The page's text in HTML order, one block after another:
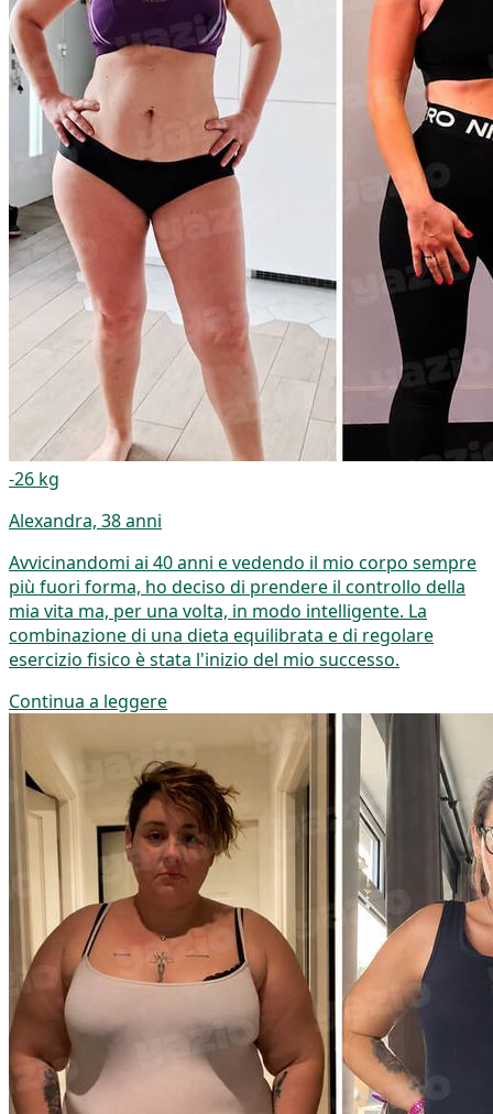
-26 kg
Alexandra, 38 anni
Avvicinandomi ai 40 anni e vedendo il mio corpo sempre
più fuori forma, ho deciso di prendere il controllo della
mia vita ma, per una volta, in modo intelligente. La
combinazione di una dieta equilibrata e di regolare
esercizio fisico è stata l'inizio del mio successo.
Continua a leggere